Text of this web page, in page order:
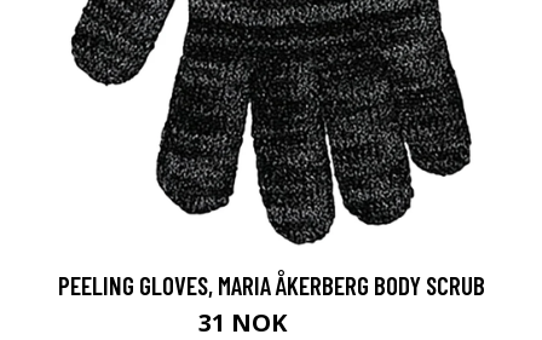
PEELING GLOVES, MARIA ÅKERBERG BODY SCRUB
31 NOK